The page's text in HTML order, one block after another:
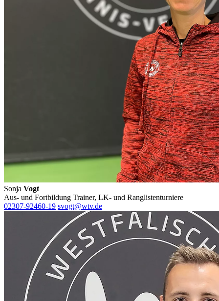
Sonja Vogt
Aus- und Fortbildung Trainer, LK- und Ranglistenturniere
02307-92460-19 svogt@wtv.de